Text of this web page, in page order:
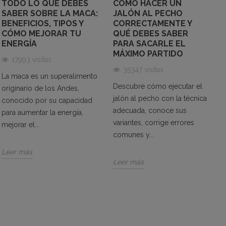
Pueden ayudar a obtener un impulso energético antes o
durante el ejercicio.
Gominolas de BCAA
Pueden favorecer la recuperación muscular y ayudan a
reducir la fatiga tras entrenamientos intensos.
Gominolas de electrolitos
Pueden ayudar a mantener el equilibrio hídrico y a evitar
calambres musculares durante sesiones prolongadas.
Geles energéticos Hydro
TODO LO QUE DEBES
SABER SOBRE LA MACA:
BENEFICIOS, TIPOS Y
CÓMO MEJORAR TU
ENERGÍA
17993 visitas
La maca es un superalimento
originario de los Andes,
conocido por su capacidad
para aumentar la energía,
mejorar el...
Leer más
CÓMO HACER UN
JALÓN AL PECHO
CORRECTAMENTE Y
QUÉ DEBES SABER
PARA SACARLE EL
MÁXIMO PARTIDO
35347 visitas
Descubre cómo ejecutar el
jalón al pecho con la técnica
adecuada, conoce sus
variantes, corrige errores
comunes y...
Leer más